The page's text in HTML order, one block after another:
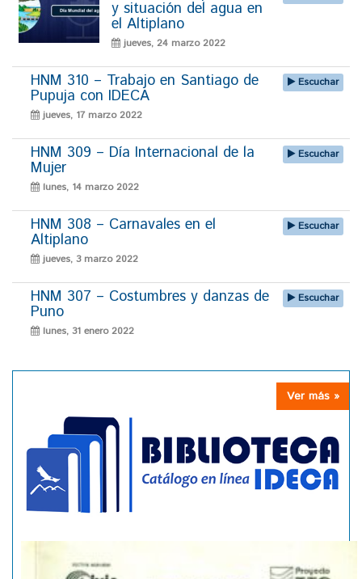
y situación del agua en
el Altiplano
jueves, 24 marzo 2022
HNM 310 – Trabajo en Santiago de
Pupuja con IDECA
jueves, 17 marzo 2022
Escuchar
HNM 309 – Día Internacional de la
Mujer
lunes, 14 marzo 2022
Escuchar
HNM 308 – Carnavales en el
Altiplano
jueves, 3 marzo 2022
Escuchar
HNM 307 – Costumbres y danzas de
Puno
lunes, 31 enero 2022
Escuchar
Ver más »